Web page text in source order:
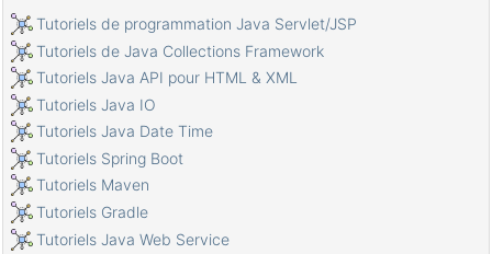
Méthodes Java String.format() et printf()
Syntaxe et nouvelles fonctionnalités de Java 8
Expression régulière en Java
Tutoriel de programmation Java multithreading
Bibliothèques de pilotes JDBC pour différents types de bases
de données en Java
Tutoriel Java JDBC
Obtenir des valeurs de colonne automatiquement
incrémentées lors de l'insertion d'un enregistrement à l'aide de
JDBC
Tutoriels de programmation Java Servlet/JSP
Tutoriels de Java Collections Framework
Tutoriels Java API pour HTML & XML
Tutoriels Java IO
Tutoriels Java Date Time
Tutoriels Spring Boot
Tutoriels Maven
Tutoriels Gradle
Tutoriels Java Web Service